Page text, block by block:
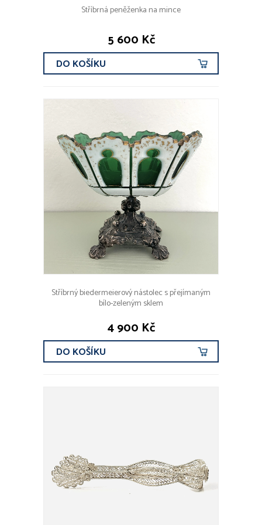
Stříbrná peněženka na mince
5 600 Kč
DO KOŠÍKU
Stříbrný biedermeierový nástolec s přejímaným
bílo-zeleným sklem
4 900 Kč
DO KOŠÍKU